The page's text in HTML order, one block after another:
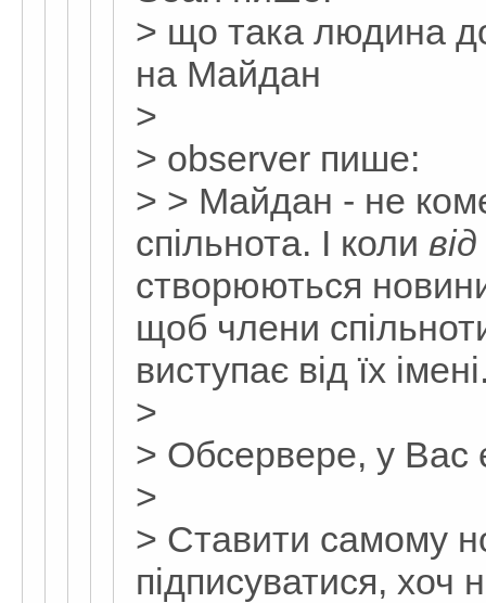
> що така людина
на Майдан
>
> observеr пише:
> > Майдан - не
спільнота. І коли
створюються
щоб члени
виступає від їх
>
> Обсервере, у Вас
>
> Ставити самому
підписуватися, хоч